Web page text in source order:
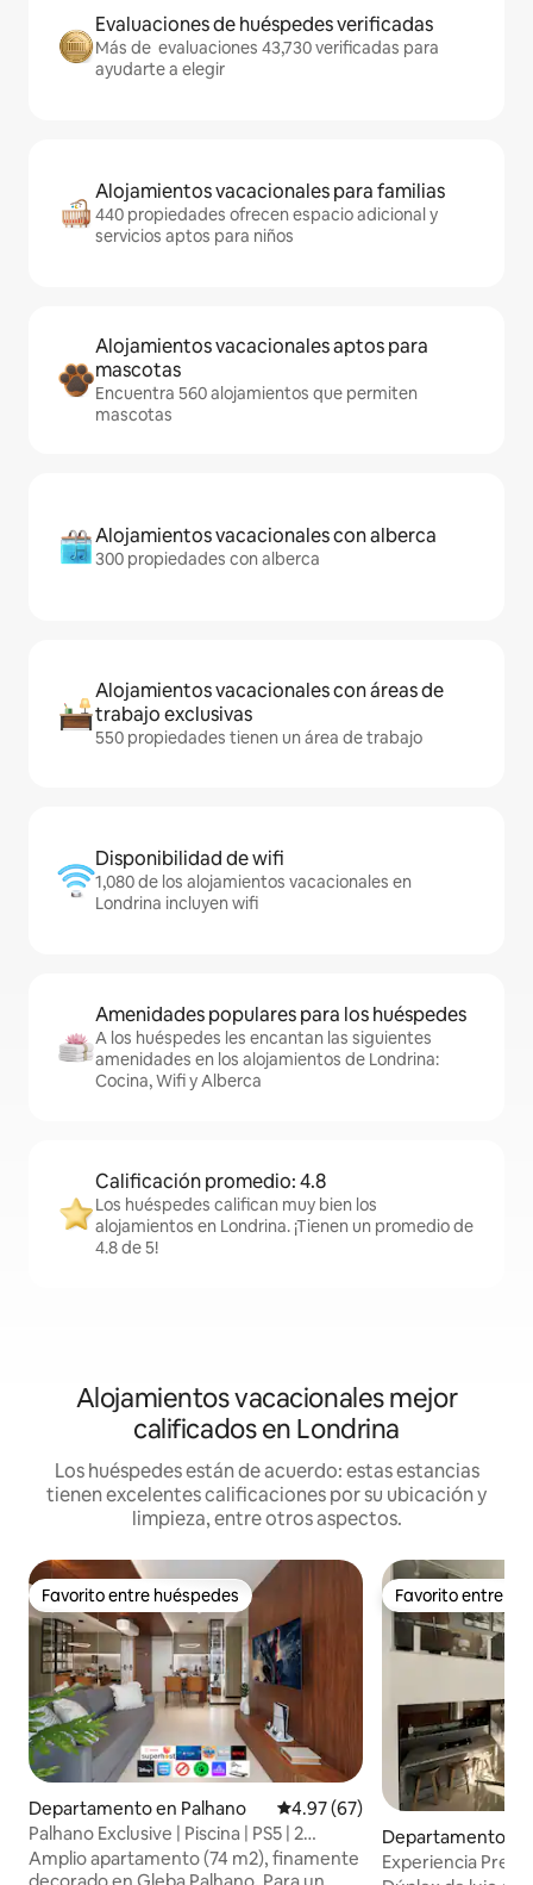
Evaluaciones de huéspedes verificadas
Más de evaluaciones 43,730 verificadas para
ayudarte a elegir
Alojamientos vacacionales para familias
440 propiedades ofrecen espacio adicional y
servicios aptos para niños
Alojamientos vacacionales aptos para
mascotas
Encuentra 560 alojamientos que permiten
mascotas
Alojamientos vacacionales con alberca
300 propiedades con alberca
Alojamientos vacacionales con áreas de
trabajo exclusivas
550 propiedades tienen un área de trabajo
Disponibilidad de wifi
1,080 de los alojamientos vacacionales en
Londrina incluyen wifi
Amenidades populares para los huéspedes
A los huéspedes les encantan las siguientes
amenidades en los alojamientos de Londrina:
Cocina, Wifi y Alberca
Calificación promedio: 4.8
Los huéspedes califican muy bien los
alojamientos en Londrina. ¡Tienen un promedio de
4.8 de 5!
Alojamientos vacacionales mejor
calificados en Londrina
Los huéspedes están de acuerdo: estas estancias
tienen excelentes calificaciones por su ubicación y
limpieza, entre otros aspectos.
Favorito entre huéspedes
Favorito entre huéspedes
Departamento en Palhano Calificación promedio: 4.97 de
4.97 (67)
Palhano Exclusive | Piscina | PS5 | 2
lugares | Lujo
Amplio apartamento (74 m2), finamente
Favorito entre
Favorito entre
Departamento en
Experiencia